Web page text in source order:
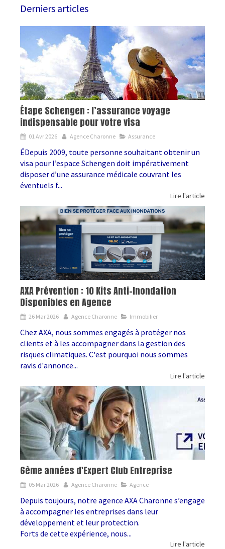
Derniers articles
Étape Schengen : l’assurance voyage
indispensable pour votre visa
01 Avr 2026 Agence Charonne Assurance
ÉDepuis 2009, toute personne souhaitant obtenir un
visa pour l’espace Schengen doit impérativement
disposer d’une assurance médicale couvrant les
éventuels f...
Lire l'article
AXA Prévention : 10 Kits Anti-Inondation
Disponibles en Agence
26 Mar 2026 Agence Charonne Immobilier
Chez AXA, nous sommes engagés à protéger nos
clients et à les accompagner dans la gestion des
risques climatiques. C'est pourquoi nous sommes
ravis d'annonce...
Lire l'article
6ème années d'Expert Club Entreprise
05 Mar 2026 Agence Charonne Agence
Depuis toujours, notre agence AXA Charonne s’engage
à accompagner les entreprises dans leur
développement et leur protection.
Forts de cette expérience, nous...
Lire l'article